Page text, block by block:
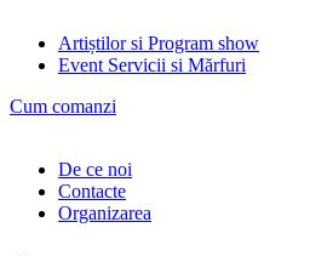
Artiștilor si Program show
Event Servicii si Mărfuri
Cum comanzi
De ce noi
Contacte
Organizarea